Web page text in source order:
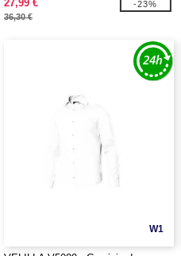
27,99 €
36,30 €
-23%
W1